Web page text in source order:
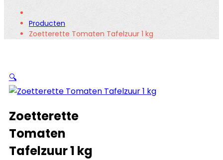
Producten
Zoetterette Tomaten Tafelzuur 1 kg
🔍
Zoetterette
Tomaten
Tafelzuur 1 kg